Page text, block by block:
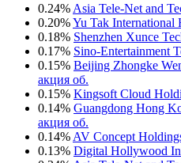
0.24% Asia Tele-Net and
0.20%Yu Tak International
0.18% Shenzhen Xunce
0.17% Sino-Entertainment
0.15% Beijing Zhongke
акция об.
0.15% Kingsoft Cloud
0.14% Guangdong Hong
акция об.
0.14% AV Concept
0.13% Digital Hollywood